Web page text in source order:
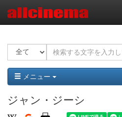
メニュー
ジャン・ジーシ